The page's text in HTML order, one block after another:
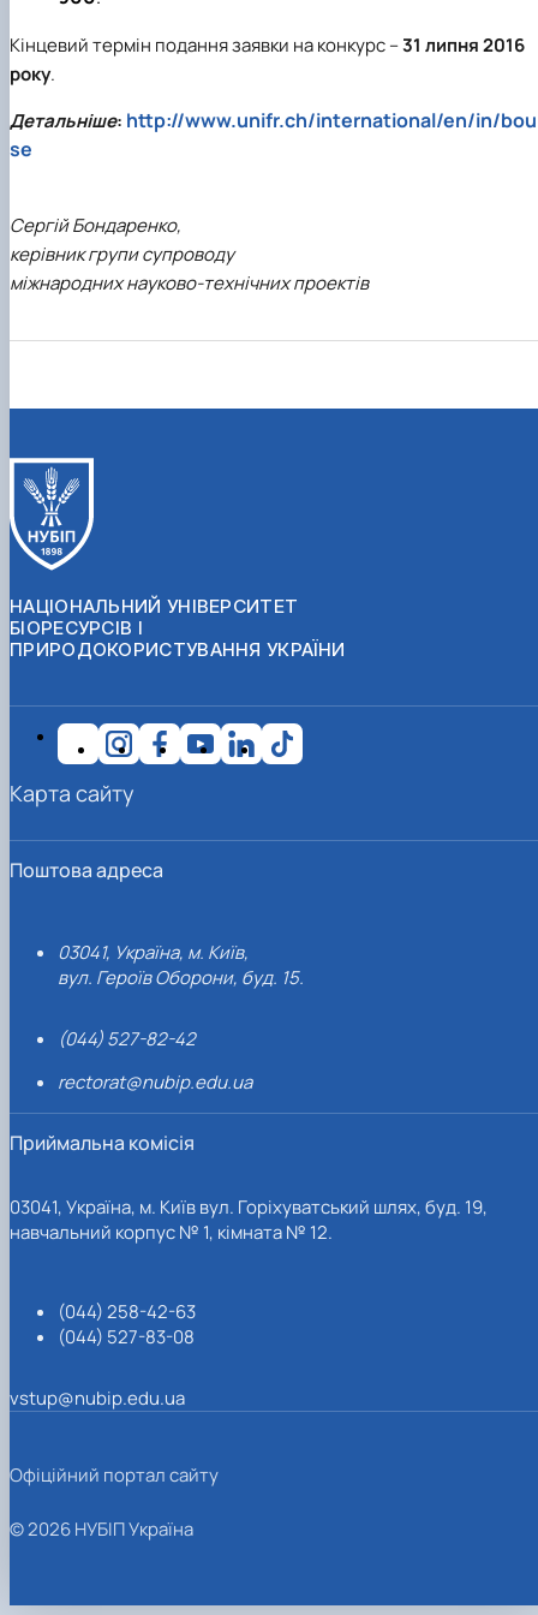
Кінцевий термін подання заявки на конкурс –31 липня 2016
року.
Детальніше: http://www.unifr.ch/international/en/in/
se
Сергій Бондаренко,
керівник групи супроводу
міжнародних науково-технічних проектів
НАЦІОНАЛЬНИЙ УНІВЕРСИТЕТ
БІОРЕСУРСІВ І
ПРИРОДОКОРИСТУВАННЯ УКРАЇНИ
Поштова адреса
03041, Україна, м. Київ,
вул. Героїв Оборони, буд. 15.
(044) 527-82-42
rectorat@nubip.edu.ua
Приймальна комісія
03041, Україна, м. Київ вул. Горіхуватський шлях, буд. 19,
навчальний корпус № 1, кімната № 12.
(044) 258-42-63
(044) 527-83-08
vstup@nubip.edu.ua
Карта сайту
Офіційний портал сайту
© 2026 НУБІП Україна